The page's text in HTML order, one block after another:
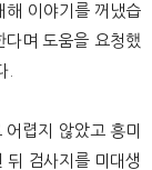
해 이야기를 꺼냈습
다며 도움을 요청했
.
렵지 않았고 흥미
뒤 검사지를 미대생